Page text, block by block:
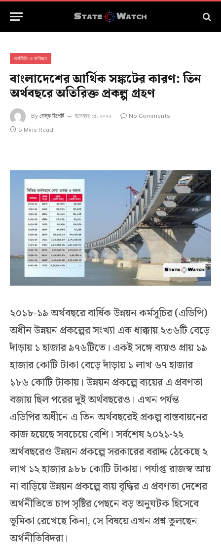
অর্থনীতি ও বাণিজ্য
বাংলাদেশের আর্থিক সঙ্কটের কারণ: তিন
অর্থবছরে অতিরিক্ত প্রকল্প গ্রহণ
By ডেস্ক রিপোর্ট নভেম্বর ১৫, ২০২২
No Comments
5 Mins Read
২০১৮-১৯ অর্থবছরে বার্ষিক উন্নয়ন কর্মসূচির (এডিপি)
অধীন উন্নয়ন প্রকল্পের সংখ্যা এক ধাক্কায় ২৩৬টি বেড়ে
দাঁড়ায় ১ হাজার ৯৭৬টিতে। একই সঙ্গে ব্যয়ও প্রায় ১৯
হাজার কোটি টাকা বেড়ে দাঁড়ায় ১ লাখ ৬৭ হাজার
১৮৬ কোটি টাকায়। উন্নয়ন প্রকল্পে ব্যয়ের এ প্রবণতা
বজায় ছিল পরের দুই অর্থবছরেও। এখন পর্যন্ত
এডিপির অধীনে এ তিন অর্থবছরেই প্রকল্প বাস্তবায়নের
কাজ হয়েছে সবচেয়ে বেশি। সর্বশেষ ২০২১-২২
অর্থবছরেও উন্নয়ন প্রকল্পে সরকারের বরাদ্দ ঠেকেছে ২
লাখ ১২ হাজার ৯৮৮ কোটি টাকায়। পর্যাপ্ত রাজস্ব আয়
না বাড়িয়ে উন্নয়ন প্রকল্পে ব্যয় বৃদ্ধির এ প্রবণতা দেশের
অর্থনীতিতে চাপ সৃষ্টির পেছনে বড় অনুঘটক হিসেবে
ভূমিকা রেখেছে কিনা, সে বিষয়ে এখন প্রশ্ন তুলছেন
অর্থনীতিবিদরা।